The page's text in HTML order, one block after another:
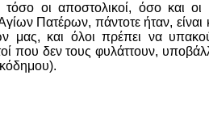
τόσο οι αποστολικοί, όσο και
Πατέρων, πάντοτε ήταν, είναι
μας, και όλοι πρέπει να
που δεν τους φυλάττουν,